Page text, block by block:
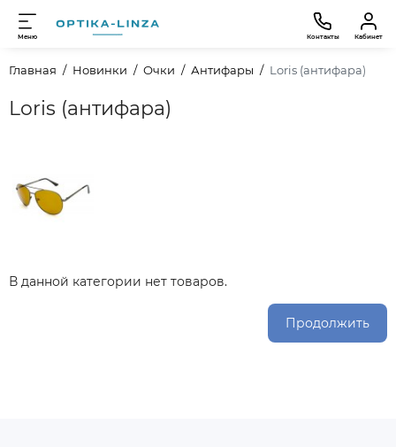
Меню Контакты Кабинет
Главная Новинки Очки Антифары Loris (антифара)
Loris (антифара)
В данной категории нет товаров.
Продолжить